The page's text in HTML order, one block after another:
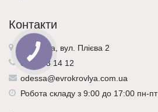
Контакти
м. Одеса, вул. Плієва 2
067 553 14 12
odessa@evrokrovlya.com.ua
Робота складу з 9:00 до 17:00 пн-пт